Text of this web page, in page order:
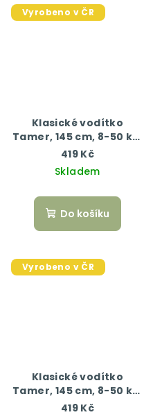
Vyrobeno v ČR
Klasické vodítko
Tamer, 145 cm, 8-50 kg,
černá
419 Kč
Skladem
Do košíku
Vyrobeno v ČR
Klasické vodítko
Tamer, 145 cm, 8-50 kg,
černá/bílá
419 Kč